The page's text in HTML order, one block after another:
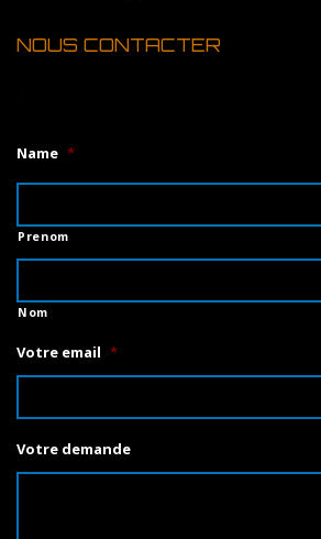
NOUS CONTACTER
Name *
Prenom
Nom
Votre email *
Votre demande